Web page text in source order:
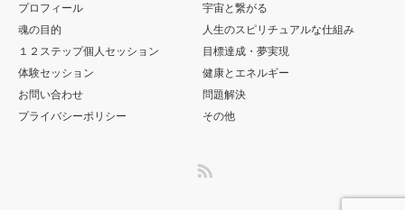
プロフィール
魂の目的
１２ステップ個人セッション
体験セッション
お問い合わせ
プライバシーポリシー
宇宙と繋がる
人生のスピリチュアルな仕組み
目標達成・夢実現
健康とエネルギー
問題解決
その他